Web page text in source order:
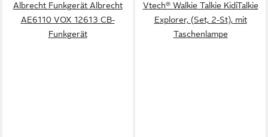
Albrecht Funkgerät Albrecht
AE6110 VOX 12613 CB-
Funkgerät
Vtech® Walkie Talkie KidiTalkie
Explorer, (Set, 2-St), mit
Taschenlampe